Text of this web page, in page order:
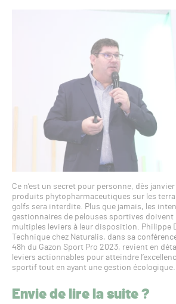
Ce n’est un secret pour personne, dès
produits phytopharmaceutiques sur les
golfs sera interdite. Plus que jamais, les
gestionnaires de pelouses sportives doivent
multiples leviers à leur disposition. Philippe
Technique chez Naturalis, dans sa
48h du Gazon Sport Pro 2023, revient en
leviers actionnables pour atteindre
sportif tout en ayant une gestion
Envie de lire la suite ?